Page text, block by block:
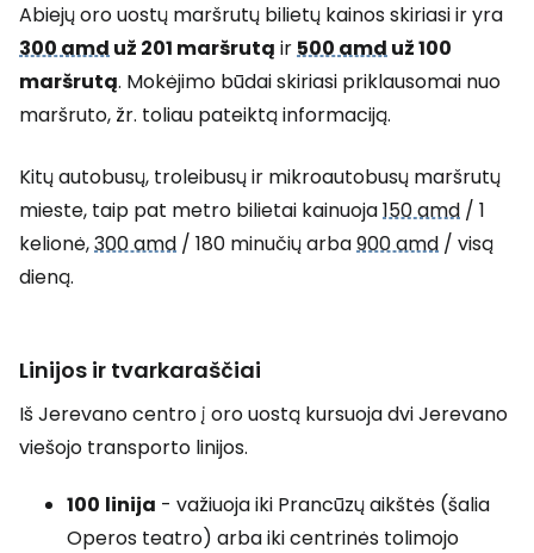
Abiejų oro uostų maršrutų bilietų kainos skiriasi ir yra
300 amduž 201 maršrutą ir500 amduž 100
maršrutą. Mokėjimo būdai skiriasi priklausomai nuo
maršruto, žr. toliau pateiktą informaciją.
Kitų autobusų, troleibusų ir mikroautobusų maršrutų
mieste, taip pat metro bilietai kainuoja150 amd / 1
kelionė,300 amd / 180 minučių arba900 amd / visą
dieną.
Linijos ir tvarkaraščiai
Iš Jerevano centro į oro uostą kursuoja dvi Jerevano
viešojo transporto linijos.
100 linija - važiuoja iki Prancūzų aikštės (šalia
Operos teatro) arba iki centrinės tolimojo